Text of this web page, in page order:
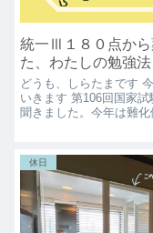
統一Ⅲ１８０点から
た、わたしの勉強法
どうも、しらたまです
いきます 第106回国家
聞きました。今年は難
休日